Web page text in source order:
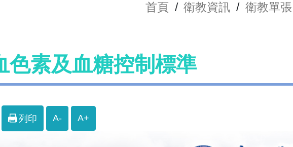
首頁 / 衛教資訊 / 衛教單張
色素及血糖控制標準
列印 A- A+